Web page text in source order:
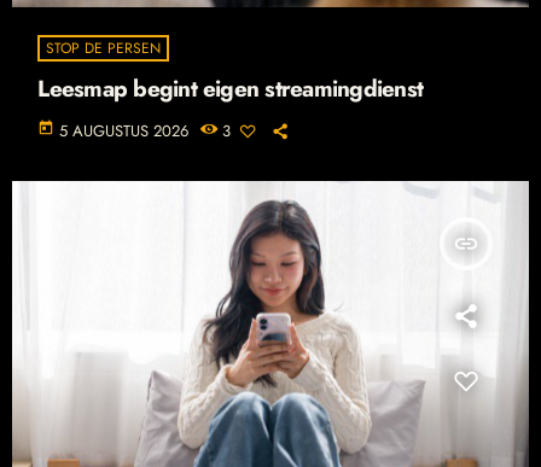
STOP DE PERSEN
Leesmap begint eigen streamingdienst
today 5 AUGUSTUS 2026 3
insert_link